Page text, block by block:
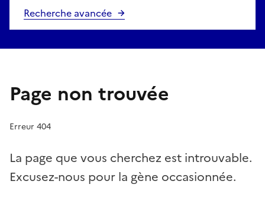
Recherche avancée
Page non trouvée
Erreur 404
La page que vous cherchez est introuvable.
Excusez-nous pour la gène occasionnée.